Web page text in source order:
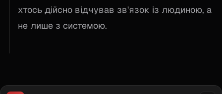
хтось дійсно відчував зв'язок із людиною, а
не лише з системою.